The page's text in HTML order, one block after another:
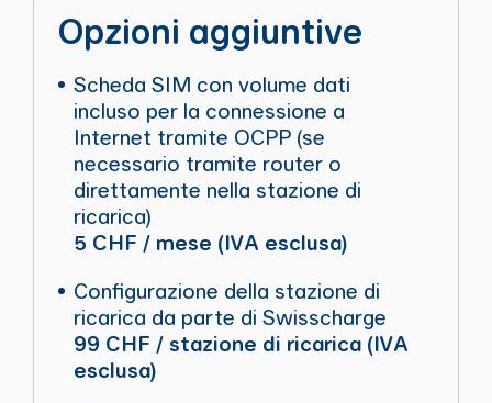
Opzioni aggiuntive
Scheda SIM con volume dati
incluso per la connessione a
Internet tramite OCPP (se
necessario tramite router o
direttamente nella stazione di
ricarica)
5 CHF / mese (IVA esclusa)
Configurazione della stazione di
ricarica da parte di Swisscharge
99 CHF / stazione di ricarica (IVA
esclusa)